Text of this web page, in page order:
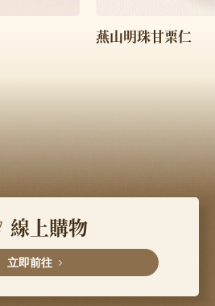
燕山明珠甘栗仁
線上購物
立即前往